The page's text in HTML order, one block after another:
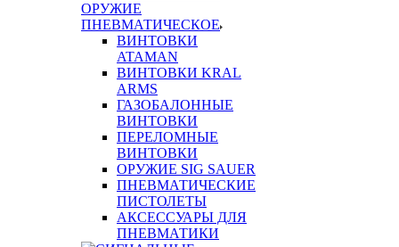
ОРУЖИЕ
ПНЕВМАТИЧЕСКОЕ
ВИНТОВКИ
ATAMAN
ВИНТОВКИ KRAL
ARMS
ГАЗОБАЛОННЫЕ
ВИНТОВКИ
ПЕРЕЛОМНЫЕ
ВИНТОВКИ
ОРУЖИЕ SIG SAUER
ПНЕВМАТИЧЕСКИЕ
ПИСТОЛЕТЫ
АКСЕССУАРЫ ДЛЯ
ПНЕВМАТИКИ